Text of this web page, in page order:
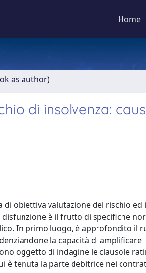
Home
as author)
di insolvenza:
di obiettiva valutazione del rischio ed
è il frutto di specifiche
In primo luogo, è approfondito il
la capacità di amplificare
oggetto di indagine le clausole
è tenuta la parte debitrice nei